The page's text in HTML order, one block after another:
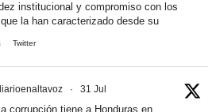
institucional y compromiso con los
la han caracterizado desde su
Twitter
· 31 Jul
corrupción tiene a Honduras en